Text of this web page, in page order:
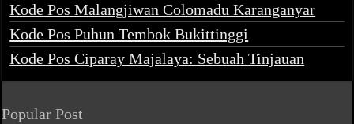
Kode Pos Malangjiwan Colomadu Karanganyar
Kode Pos Puhun Tembok Bukittinggi
Kode Pos Ciparay Majalaya: Sebuah Tinjauan
Popular Post